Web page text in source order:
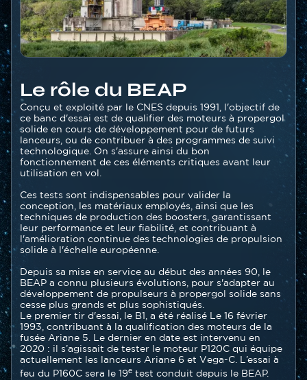
Le rôle du BEAP
Texte
Conçu et exploité par le CNES depuis 1991, l'objectif de
ce banc d'essai est de qualifier des moteurs à propergol
solide en cours de développement pour de futurs
lanceurs, ou de contribuer à des programmes de suivi
technologique. On s'assure ainsi du bon
fonctionnement de ces éléments critiques avant leur
utilisation en vol.
Ces tests sont indispensables pour valider la
conception, les matériaux employés, ainsi que les
techniques de production des boosters, garantissant
leur performance et leur fiabilité, et contribuant à
l'amélioration continue des technologies de propulsion
solide à l'échelle européenne.
Depuis sa mise en service au début des années 90, le
BEAP a connu plusieurs évolutions, pour s'adapter au
développement de propulseurs à propergol solide sans
cesse plus grands et plus sophistiqués.
Le premier tir d'essai, le B1, a été réalisé Le 16 février
1993, contribuant à la qualification des moteurs de la
fusée Ariane 5. Le dernier en date est intervenu en
2020 : il s’agissait de tester le moteur P120C qui équipe
actuellement les lanceurs Ariane 6 et Vega-C. L’essai à
feu du P160C sera le 19e test conduit depuis le BEAP.